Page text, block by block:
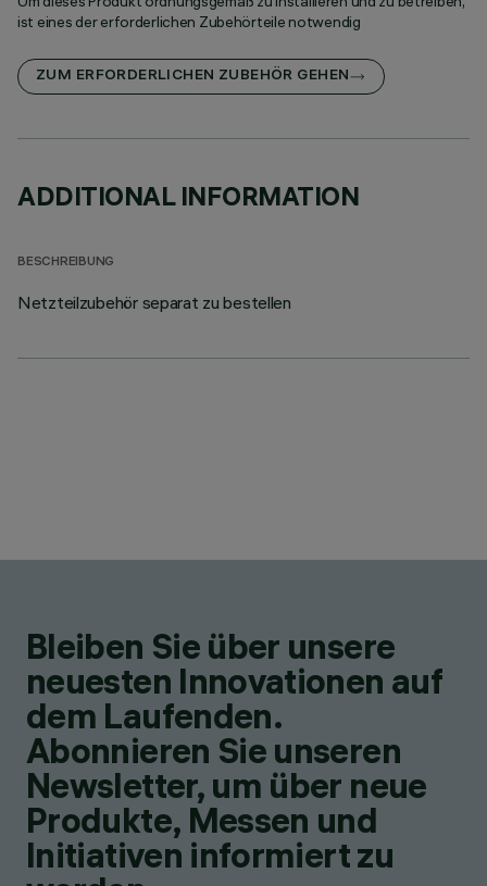
ist eines der erforderlichen Zubehörteile notwendig
ZUM ERFORDERLICHEN ZUBEHÖR GEHEN
ADDITIONAL INFORMATION
BESCHREIBUNG
Netzteilzubehör separat zu bestellen
Bleiben Sie über unsere
neuesten Innovationen auf
dem Laufenden.
Abonnieren Sie unseren
Newsletter, um über neue
Produkte, Messen und
Initiativen informiert zu